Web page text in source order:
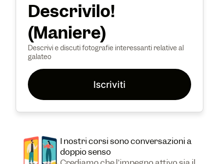
Descrivilo!
(Maniere)
Descrivi e discuti fotografie interessanti relative al
galateo
Iscriviti
I nostri corsi sono conversazioni a
doppio senso